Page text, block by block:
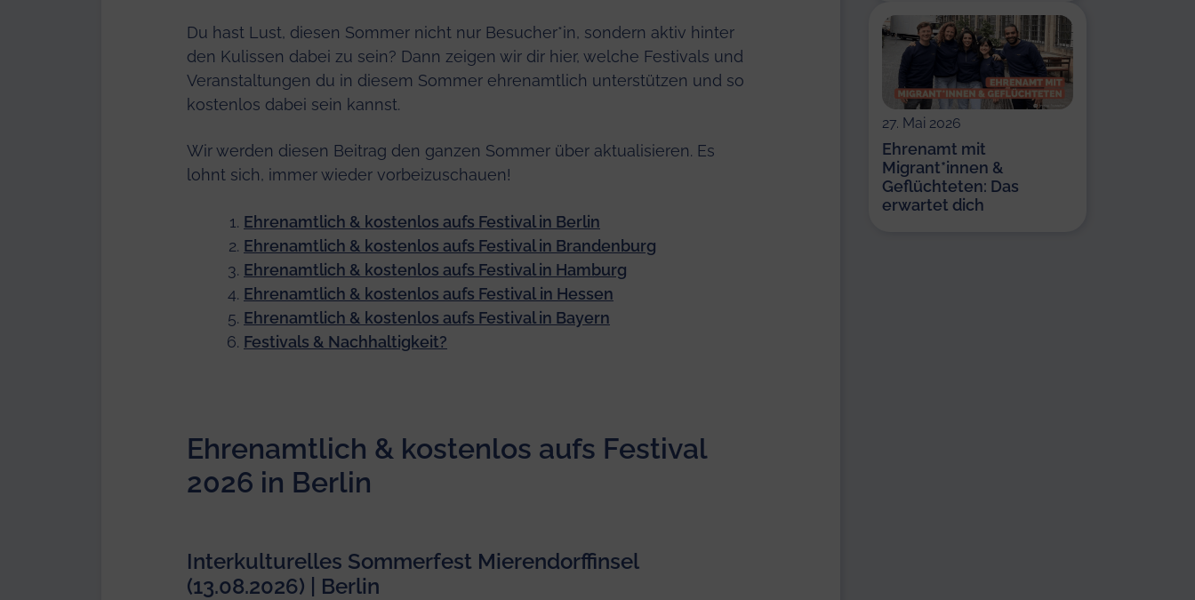
Du hast Lust, diesen Sommer nicht nur Besucher*in, sondern aktiv hinter
den Kulissen dabei zu sein? Dann zeigen wir dir hier, welche Festivals und
Veranstaltungen du in diesem Sommer ehrenamtlich unterstützen und so
kostenlos dabei sein kannst.
Wir werden diesen Beitrag den ganzen Sommer über aktualisieren. Es
lohnt sich, immer wieder vorbeizuschauen!
Ehrenamtlich & kostenlos aufs Festival in Berlin
Ehrenamtlich & kostenlos aufs Festival in Brandenburg
Ehrenamtlich & kostenlos aufs Festival in Hamburg
Ehrenamtlich & kostenlos aufs Festival in Hessen
Ehrenamtlich & kostenlos aufs Festival in Bayern
Festivals & Nachhaltigkeit?
Ehrenamtlich & kostenlos aufs Festival
2026 in Berlin
Interkulturelles Sommerfest Mierendorffinsel
(13.08.2026) | Berlin
27. Mai 2026
Ehrenamt mit
Migrant*innen &
Geflüchteten: Das
erwartet dich